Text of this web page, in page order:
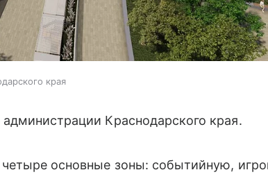
края
Краснодарского края.
основные зоны: событийную,